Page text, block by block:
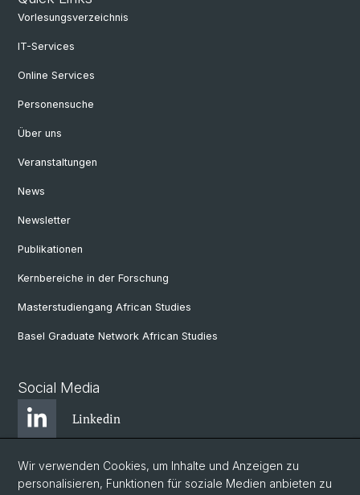
Vorlesungsverzeichnis
IT-Services
Online Services
Personensuche
Über uns
Veranstaltungen
News
Newsletter
Publikationen
Kernbereiche in der Forschung
Masterstudiengang African Studies
Basel Graduate Network African Studies
Social Media
Linkedin
Bluesky
Wir verwenden Cookies, um Inhalte und Anzeigen zu
personalisieren, Funktionen für soziale Medien anbieten zu